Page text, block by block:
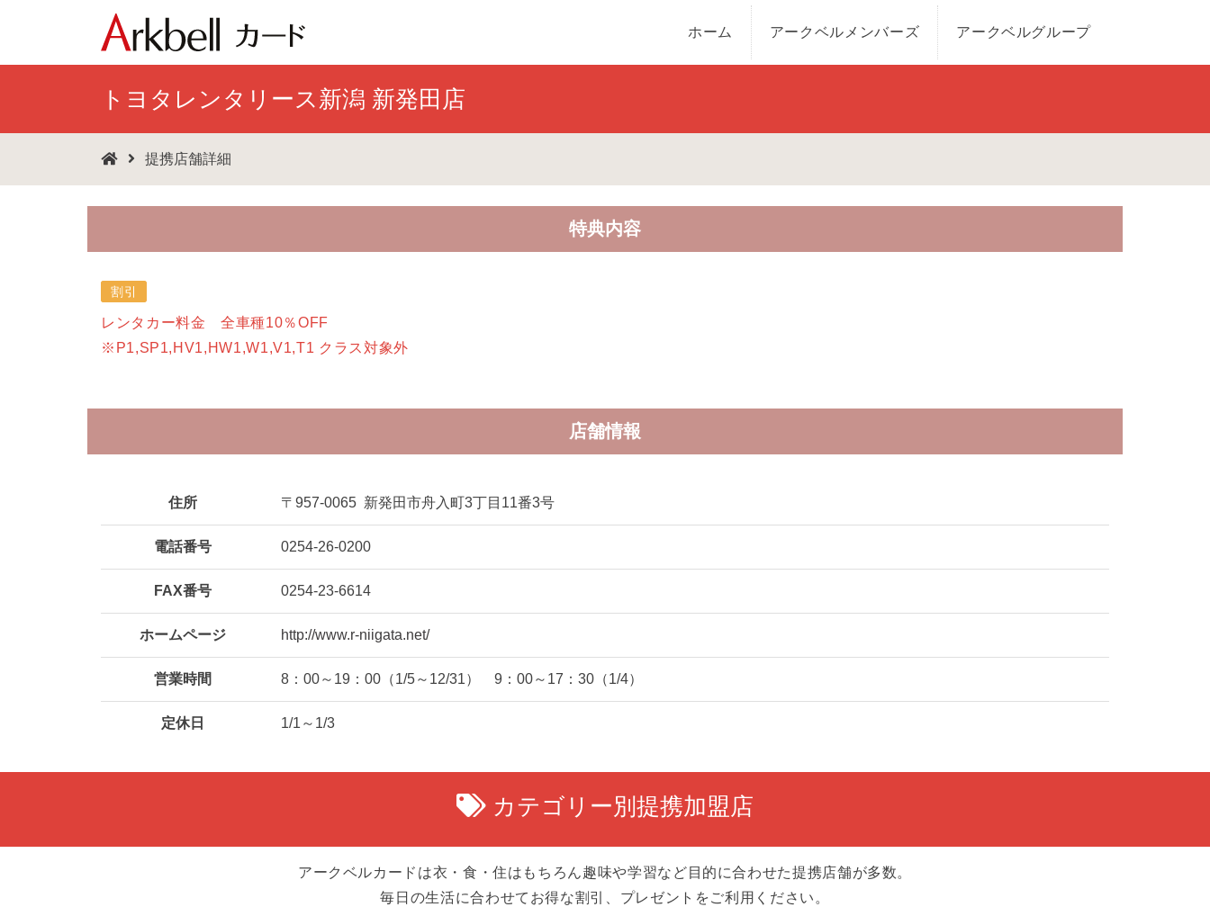
ホーム アークベルメンバーズ アークベルグループ
トヨタレンタリース新潟 新発田店
提携店舗詳細
特典内容
割引
レンタカー料金 全車種10％OFF
※P1,SP1,HV1,HW1,W1,V1,T1 クラス対象外
店舗情報
住所 〒957-0065 新発田市舟入町3丁目11番3号
電話番号 0254-26-0200
FAX番号 0254-23-6614
ホームページ http://www.r-niigata.net/
営業時間 8：00～19：00（1/5～12/31） 9：00～17：30（1/4）
定休日 1/1～1/3
カテゴリー別提携加盟店
アークベルカードは衣・食・住はもちろん趣味や学習など目的に合わせた提携店舗が多数。
毎日の生活に合わせてお得な割引、プレゼントをご利用ください。